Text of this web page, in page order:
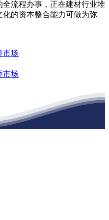
流程办事，正在建材行业堆
的资本整合能力可做为弥
市场
市场